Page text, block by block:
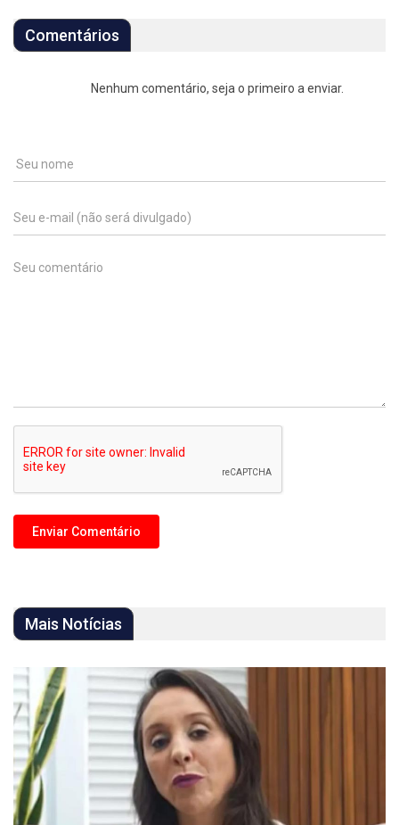
Comentários
Nenhum comentário, seja o primeiro a enviar.
Mais Notícias